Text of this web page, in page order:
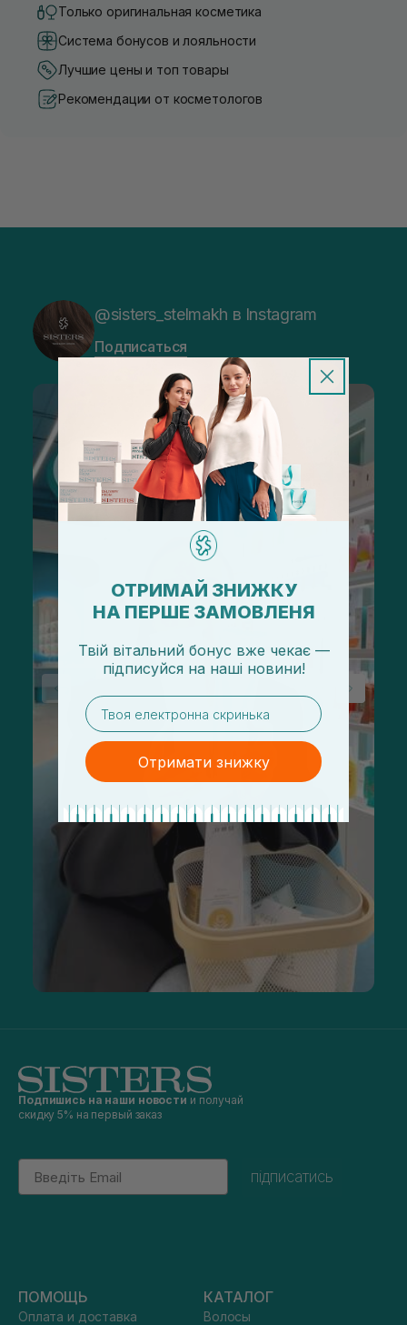
Только оригинальная косметика
Система бонусов и лояльности
Лучшие цены и топ товары
Рекомендации от косметологов
@sisters_stelmakh в Instagram
Подписаться
Подпишись на наши новости и получай
скидку 5% на первый заказ
Email
підписатись
ПОМОЩЬ
Оплата и доставка
КАТАЛОГ
Волосы
ОТРИМАЙ ЗНИЖКУ
НА ПЕРШЕ ЗАМОВЛЕНЯ
Твій вітальний бонус вже чекає —
підписуйся на наші новини!
email
Отримати знижку